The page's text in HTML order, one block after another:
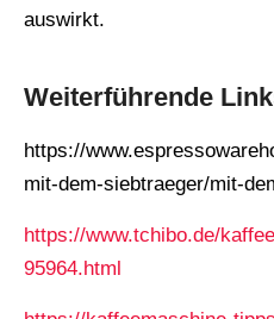
auswirkt.
Weiterführende
https://
mit-dem-siebtraeger/mit-
https://www.tchibo.de/
95964.html